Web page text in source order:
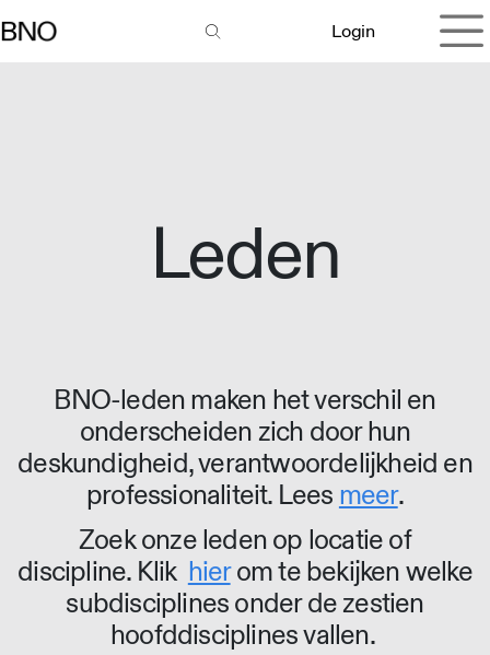
Login
Leden
BNO-leden maken het verschil en
onderscheiden zich door hun
deskundigheid, verantwoordelijkheid en
professionaliteit. Lees meer.
Zoek onze leden op locatie of
discipline. Klik hierom te bekijken welke
subdisciplines onder de zestien
hoofddisciplines vallen.